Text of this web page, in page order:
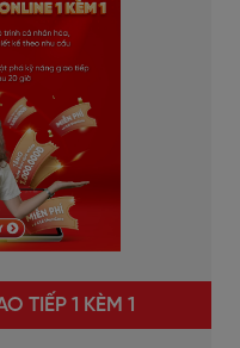
TIẾP 1 KÈM 1